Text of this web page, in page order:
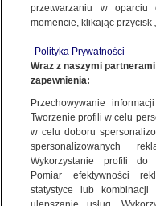
EUROSPORT 1
Discovery
Discovery Science
TVN Style
TLC
FOOD NETWORK
Numer jeden wśród
przepełnione humorem,
produkcje dla dzieci w
Tytani: Akcja!”,
potoku”, „Jade Armor”,
innych. Oglądany w
Cartoon Network
innowatorów.
„Mistrzowie Klimatu
świat z Cartoon
podejmowania drobnych
przetwarzaniu w
momencie, klikając przycisk
Polityka Prywatności
Wraz z naszymi
zapewnienia:
Przechowywanie
Tworzenie profili w celu
w celu doboru
spersonalizowanych
Wykorzystanie profili do
Pomiar efektywności
statystyce lub